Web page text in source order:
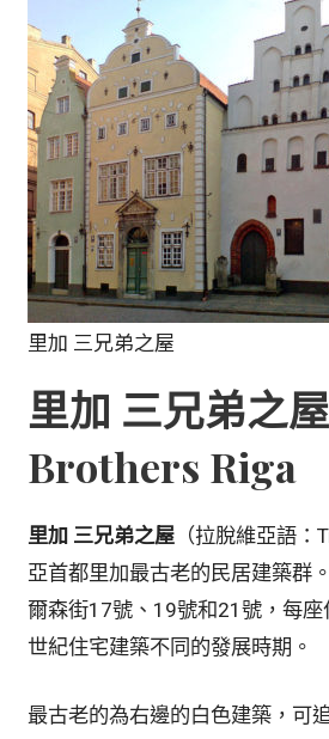
里加 三兄弟之屋
里加 三兄弟之
Brothers Riga
里加 三兄弟之屋 （拉脫維亞語
亞首都里加最古老的民居建築群
爾森街17號、19號和21號，每
世紀住宅建築不同的發展時期。
最古老的為右邊的白色建築，可